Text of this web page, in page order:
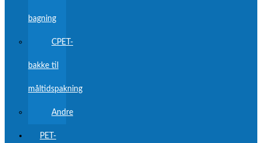
bagning
CPET-
bakke til
måltidspakning
Andre
PET-